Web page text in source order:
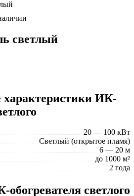
светлый
характеристики ИК-
20 — 100 кВт
Светлый (открытое пламя)
6 — 20 м
до 1000 м²
2 года
светлого